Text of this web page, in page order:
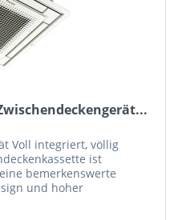
Voll integriert, völlig
ist
bemerkenswerte
und hoher